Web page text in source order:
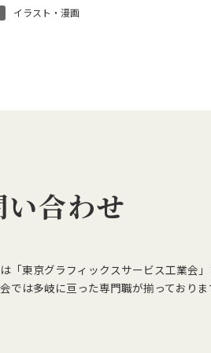
イラスト・漫画
合わせ
「東京グラフィックスサービス工業会」
では多岐に亘った専門職が揃っておりま